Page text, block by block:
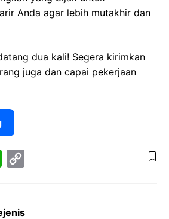
Anda agar lebih mutakhir dan
dua kali! Segera kirimkan
juga dan capai pekerjaan
p